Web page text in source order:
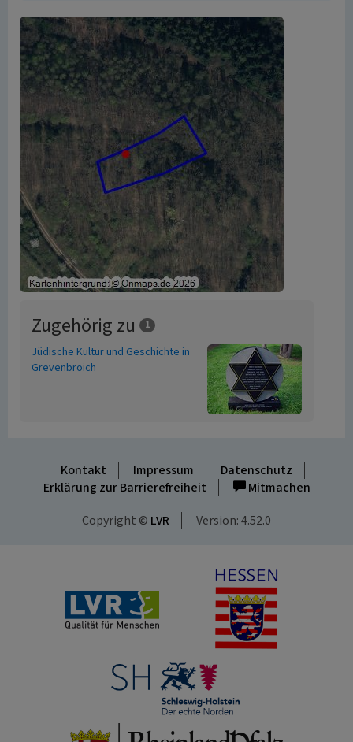
Zugehörig zu 1
Jüdische Kultur und Geschichte in
Grevenbroich
Kontakt Impressum
Datenschutz
Erklärung zur Barrierefreiheit
Mitmachen
Copyright © LVR Version: 4.52.0